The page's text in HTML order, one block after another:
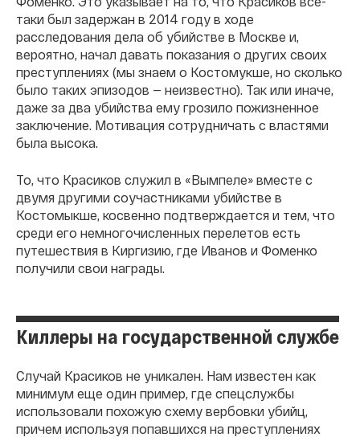
таки был задержан в 2014 году в ходе
расследования дела об убийстве в Москве и,
вероятно, начал давать показания о других своих
преступлениях (мы знаем о Костомукше, но сколько
было таких эпизодов — неизвестно). Так или иначе,
даже за два убийства ему грозило пожизненное
заключение. Мотивация сотрудничать с властями
была высока.
То, что Красиков служил в «Вымпеле» вместе с
двумя другими соучастниками убийстве в
Костомыкше, косвенно подтверждается и тем, что
среди его немногочисленных перелетов есть
путешествия в Киргизию, где Иванов и Фоменко
получили свои награды.
Киллеры на государственной службе
Случай Красиков не уникален. Нам известен как
минимум еще один пример, где спецслужбы
использовали похожую схему вербовки убийц,
причем используя попавшихся на преступлениях